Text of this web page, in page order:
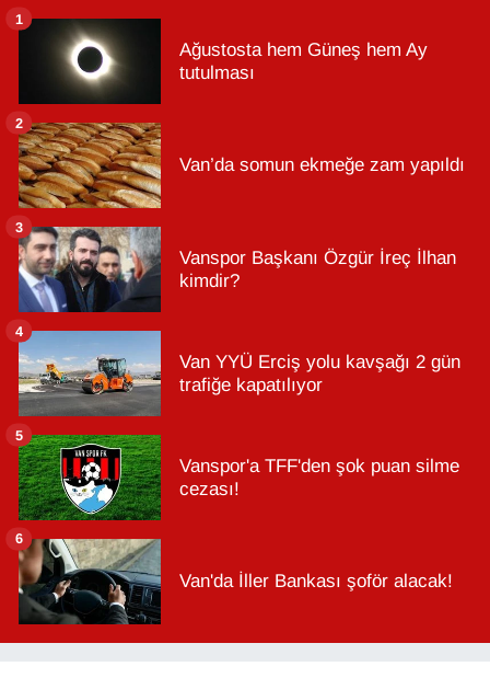
Ağustosta hem Güneş hem Ay
tutulması
1
Van’da somun ekmeğe zam yapıldı
2
Vanspor Başkanı Özgür İreç İlhan
kimdir?
3
Van YYÜ Erciş yolu kavşağı 2 gün
trafiğe kapatılıyor
4
Vanspor'a TFF'den şok puan silme
cezası!
5
Van'da İller Bankası şoför alacak!
6